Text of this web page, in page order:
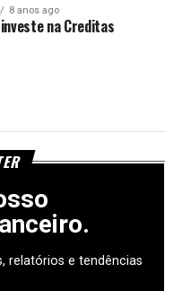
8 anos ago
na Creditas
relatórios e tendências